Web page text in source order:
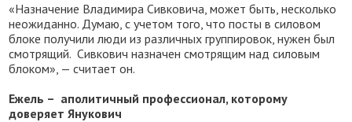
«Назначение Владимира Сивковича, может быть, несколько
неожиданно. Думаю, с учетом того, что посты в силовом
блоке получили люди из различных группировок, нужен был
смотрящий. Сивкович назначен смотрящим над силовым
блоком», — считает он.
Ежель – аполитичный профессионал, которому
доверяет Янукович